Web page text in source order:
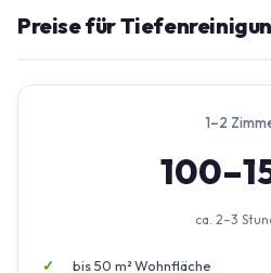
Preise für
1–2
ca. 2–3
bis 50 m² Wohnfläche